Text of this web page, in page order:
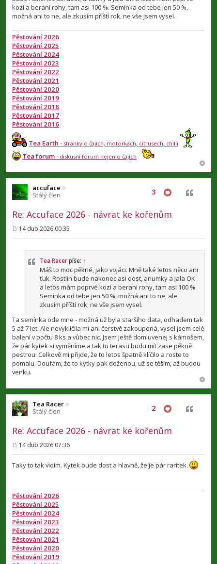
p
ě
v
k
kozí a beraní rohy, tam asi 100 %. Semínka od tebe jen 50 %,
možná ani to ne, ale zkusím příští rok, ne vše jsem vysel.
Pěstování 2026
Pěstování 2025
Pěstování 2024
Pěstování 2023
Pěstování 2022
Pěstování 2021
Pěstování 2020
Pěstování 2019
Pěstování 2018
Pěstování 2017
Pěstování 2016
Tea Earth - stránky o čajích, motorkách, citrusech, chilli
Tea forum- diskusní fórum nejen o čajích
accuface
Stálý člen
Re: Accuface 2026 - návrat ke kořenům
3 Citovat
ř
14 dub 2026 00:35
Tea Racer píše: ↑
Máš to moc pěkné, jako vojáci. Mně také letos něco ani
ťuk. Rostlin bude nakonec asi dost, anumky a jala OK
a letos mám poprvé kozí a beraní rohy, tam asi 100 %.
Semínka od tebe jen 50 %, možná ani to ne, ale
zkusím příští rok, ne vše jsem vysel.
Ta semínka ode mne - možná už byla staršího data, odhadem tak
5 až 7 let. Ale nevyklíčila mi ani čerstvě zakoupená, vysel jsem celé
balení v počtu 8 ks a vůbec nic. Jsem ještě domluvenej s kámošem,
že pár kytek si vyměníme a tak tu terasu budu mít zase pěkně
pestrou. Celkově mi přijde, že to letos špatně klíčilo a roste to
pomalu. Doufám, že to kytky pak doženou, už se těším, až budou
venku.
Tea Racer
Stálý člen
Re: Accuface 2026 - návrat ke kořenům
2 Citovat
ř
í
v
e
k
14 dub 2026 07:36
Taky to tak vidím. Kytek bude dost a hlavně, že je pár raritek.
Pěstování 2026
Pěstování 2025
Pěstování 2024
Pěstování 2023
Pěstování 2022
Pěstování 2021
Pěstování 2020
Pěstování 2019